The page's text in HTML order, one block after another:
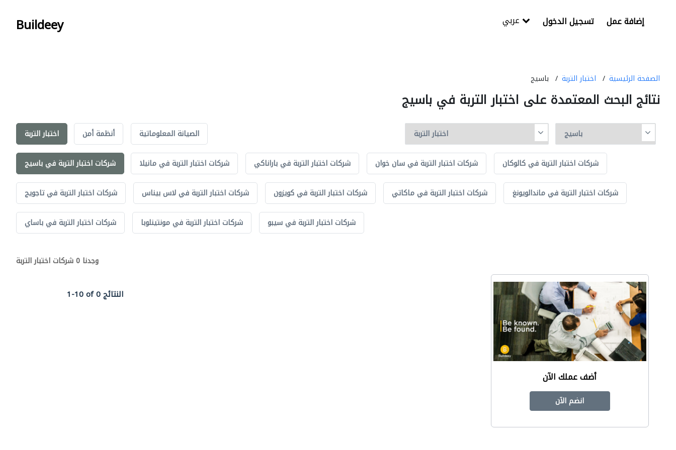
Buildeey تسجيل الدخول إضافة عمل
الصفحة الرئيسية اختبار التربة باسيج
نتائج البحث المعتمدة على اختبار التربة في باسيج
اختبار التربة أنظمة أمن الصيانة المعلوماتية
شركات اختبار التربة في باسيج شركات اختبار التربة في مانيلا شركات اختبار التربة في باراناكي شركات اختبار التربة في سان خوان شركات اختبار التربة في كالوكان
شركات اختبار التربة في تاجويج شركات اختبار التربة في لاس بيناس شركات اختبار التربة في كويزون شركات اختبار التربة في ماكاتي شركات اختبار التربة في ماندالويونغ
شركات اختبار التربة في باساي شركات اختبار التربة في مونتينلوبا شركات اختبار التربة في سيبو
وجدنا 0 شركات اختبار التربة
1-10 of 0 النتائج
أضف عملك الآن
انضم الآن